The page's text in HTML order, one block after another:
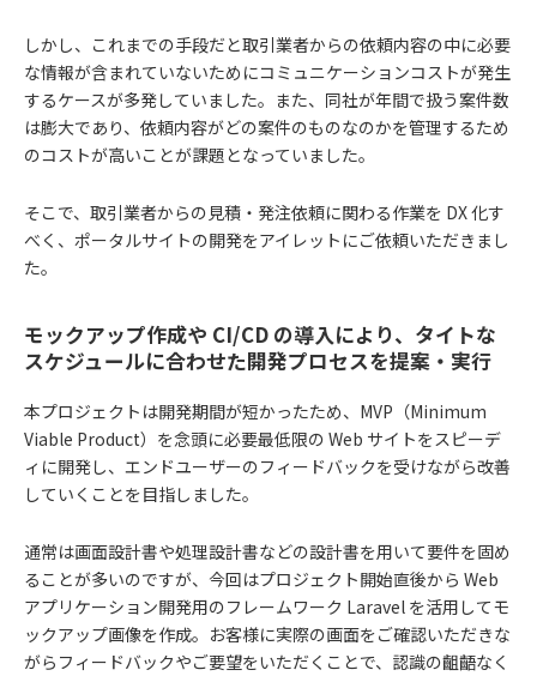
しかし、これまでの手段だと取引業者からの依頼内容の中に必要
な情報が含まれていないためにコミュニケーションコストが発生
するケースが多発していました。また、同社が年間で扱う案件数
は膨大であり、依頼内容がどの案件のものなのかを管理するため
のコストが高いことが課題となっていました。
そこで、取引業者からの見積・発注依頼に関わる作業を DX 化す
べく、ポータルサイトの開発をアイレットにご依頼いただきまし
た。
モックアップ作成や CI/CD の導入により、タイトな
スケジュールに合わせた開発プロセスを提案・実行
本プロジェクトは開発期間が短かったため、MVP（Minimum
Viable Product）を念頭に必要最低限の Web サイトをスピーデ
ィに開発し、エンドユーザーのフィードバックを受けながら改善
していくことを目指しました。
通常は画面設計書や処理設計書などの設計書を用いて要件を固め
ることが多いのですが、今回はプロジェクト開始直後から Web
アプリケーション開発用のフレームワーク Laravel を活用してモ
ックアップ画像を作成。お客様に実際の画面をご確認いただきな
がらフィードバックやご要望をいただくことで、認識の齟齬なく